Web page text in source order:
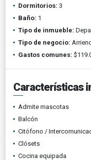
Dormitorios: 3
Baño: 1
Tipo de inmueble:
Tipo de negocio:
Gastos comunes:
Características
Admite mascotas
Balcón
Citófono /
Clósets
Cocina equipada